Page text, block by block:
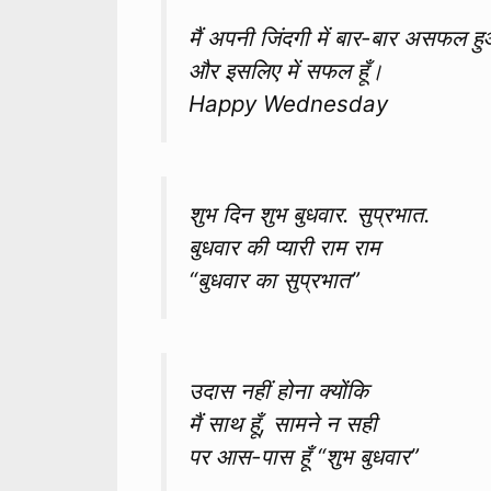
मैं अपनी जिंदगी में बार-बार असफल
और इसलिए में सफल हूँ।
Happy Wednesday
शुभ दिन शुभ बुधवार. सुप्रभात.
बुधवार की प्यारी राम राम
“बुधवार का सुप्रभात”
उदास नहीं होना क्योंकि
मैं साथ हूँ, सामने न सही
पर आस-पास हूँ “शुभ बुधवार”